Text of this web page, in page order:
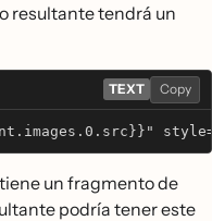
resultante tendrá un
TEXT Copy
un fragmento de
podría tener este